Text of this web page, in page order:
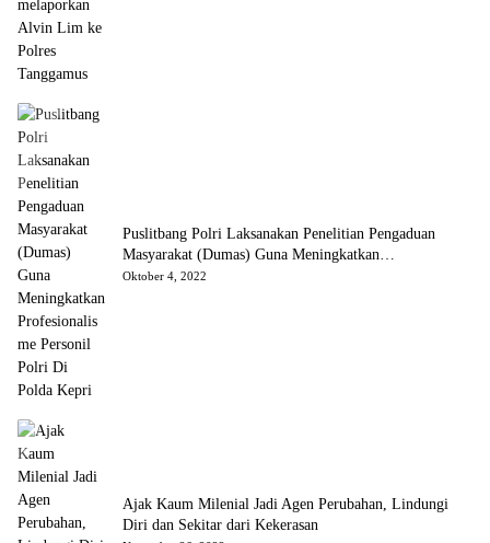
Puslitbang Polri Laksanakan Penelitian Pengaduan
Masyarakat (Dumas) Guna Meningkatkan
Profesionalisme Personil Polri Di Polda Kepri
Oktober 4, 2022
Ajak Kaum Milenial Jadi Agen Perubahan, Lindungi
Diri dan Sekitar dari Kekerasan